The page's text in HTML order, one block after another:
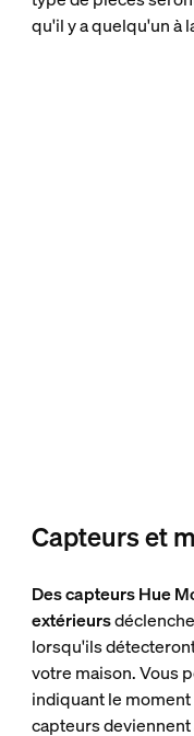
qu'il y a quelqu'un à
Capteurs et
Des capteurs Hue
extérieurs
lorsqu'ils
votre maison. Vous
indiquant le
capteurs